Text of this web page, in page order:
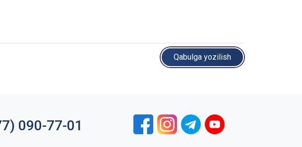
Qabulga yozilish
090-77-01